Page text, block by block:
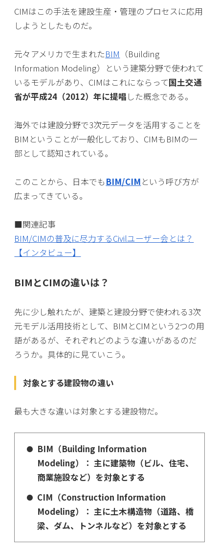
CIMはこの手法を建設生産・管理のプロセスに応用
しようとしたものだ。
元々アメリカで生まれたBIM （Building
Information Modeling）という建築分野で使われて
いるモデルがあり、CIMはこれにならって国土交通
省が平成24（2012）年に提唱 した概念である。
海外では建設分野で3次元データを活用することを
BIMということが一般化しており、CIMもBIMの一
部として認知されている。
このことから、日本でも BIM/CIM という呼び方が
広まってきている。
■関連記事
BIM/CIMの普及に尽力するCivilユーザー会とは？
【インタビュー】
BIMとCIMの違いは？
先に少し触れたが、建築と建設分野で使われる3次
元モデル活用技術として、BIMとCIMという2つの用
語があるが、それぞれどのような違いがあるのだ
ろうか。具体的に見ていこう。
対象とする建設物の違い
最も大きな違いは対象とする建設物だ。
BIM（Building Information
Modeling）： 主に建築物（ビル、住宅、
商業施設など）を対象とする
CIM（Construction Information
Modeling）： 主に土木構造物（道路、橋
梁、ダム、トンネルなど）を対象とする